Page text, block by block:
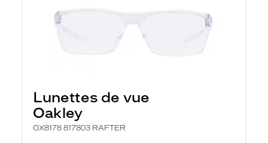
Lunettes de vue
Oakley
OX8178 817803 RAFTER